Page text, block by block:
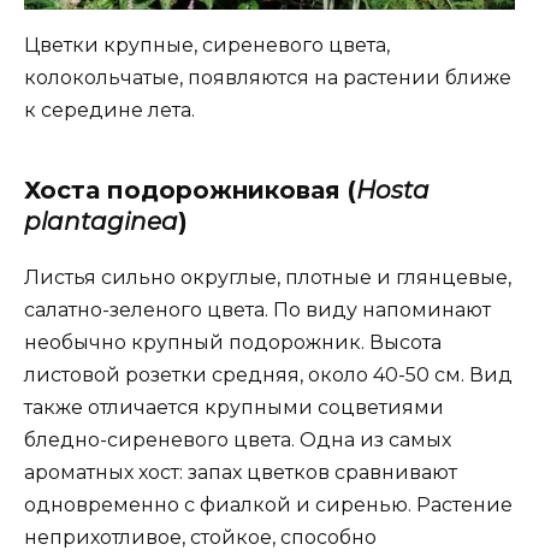
Цветки крупные, сиреневого цвета,
колокольчатые, появляются на растении ближе
к середине лета.
Хоста подорожниковая (Нosta
plantaginea)
Листья сильно округлые, плотные и глянцевые,
салатно-зеленого цвета. По виду напоминают
необычно крупный подорожник. Высота
листовой розетки средняя, около 40-50 см. Вид
также отличается крупными соцветиями
бледно-сиреневого цвета. Одна из самых
ароматных хост: запах цветков сравнивают
одновременно с фиалкой и сиренью. Растение
неприхотливое, стойкое, способно